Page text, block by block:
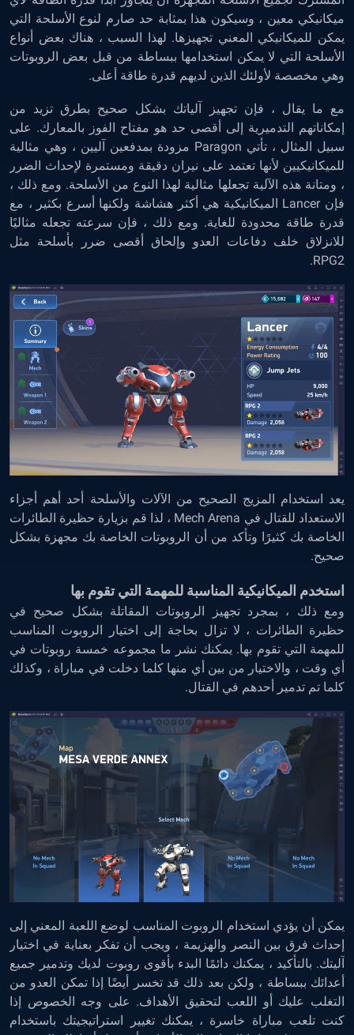
ميكانيكي معين ، وسيكون هذا بمثابة حد صارم لنوع الأسلحة التي
يمكن للميكانيكي المعني تجهيزها. لهذا السبب ، هناك بعض أنواع
الأسلحة التي لا يمكن استخدامها ببساطة من قبل بعض الروبوتات
وهي مخصصة لأولئك الذين لديهم قدرة طاقة أعلى.
مع ما يقال ، فإن تجهيز آلياتك بشكل صحيح بطرق تزيد من
إمكاناتهم التدميرية إلى أقصى حد هو مفتاح الفوز بالمعارك. على
سبيل المثال ، تأتي Paragon مزودة بمدفعين آليين ، وهي مثالية
للميكانيكيين لأنها تعتمد على نيران دقيقة ومستمرة لإحداث الضرر
، ومتانة هذه الآلية تجعلها مثالية لهذا النوع من الأسلحة. ومع ذلك ،
فإن Lancer الميكانيكية هي أكثر هشاشة ولكنها أسرع بكثير ، مع
قدرة طاقة محدودة للغاية. ومع ذلك ، فإن سرعته تجعله مثاليًا
للانزلاق خلف دفاعات العدو وإلحاق أقصى ضرر بأسلحة مثل
RPG2.
يعد استخدام المزيج الصحيح من الآلات والأسلحة أحد أهم أجزاء
الاستعداد للقتال في Mech Arena ، لذا قم بزيارة حظيرة الطائرات
الخاصة بك كثيرًا وتأكد من أن الروبوتات الخاصة بك مجهزة بشكل
صحيح.
استخدم الميكانيكية المناسبة للمهمة التي تقوم بها
ومع ذلك ، بمجرد تجهيز الروبوتات المقاتلة بشكل صحيح في
حظيرة الطائرات ، لا تزال بحاجة إلى اختيار الروبوت المناسب
للمهمة التي تقوم بها. يمكنك نشر ما مجموعه خمسة روبوتات في
أي وقت ، والاختيار من بين أي منها كلما دخلت في مباراة ، وكذلك
كلما تم تدمير أحدهم في القتال.
يمكن أن يؤدي استخدام الروبوت المناسب لوضع اللعبة المعني إلى
إحداث فرق بين النصر والهزيمة ، ويجب أن تفكر بعناية في اختيار
آليتك. بالتأكيد ، يمكنك دائمًا البدء بأقوى روبوت لديك وتدمير جميع
أعدائك ببساطة ، ولكن بعد ذلك قد تخسر أيضًا إذا تمكن العدو من
التغلب عليك أو اللعب لتحقيق الأهداف. على وجه الخصوص إذا
كنت تلعب مباراة خاسرة ، يمكنك تغيير استراتيجيتك باستخدام